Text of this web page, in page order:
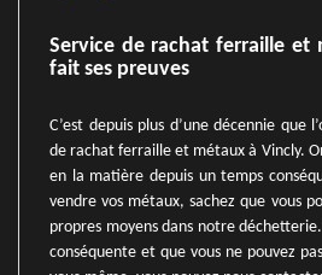
Service de rachat ferraille et
fait ses preuves
C’est depuis plus d’une décennie que
de rachat ferraille et métaux à Vincly.
en la matière depuis un temps
vendre vos métaux, sachez que vous
propres moyens dans notre
conséquente et que vous ne pouvez